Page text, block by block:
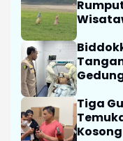
Tiga
Kosong